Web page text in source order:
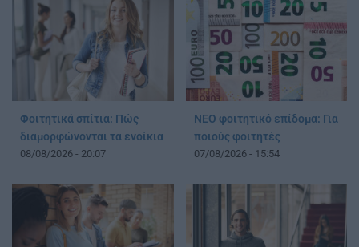
Φοιτητικά σπίτια: Πώς
διαμορφώνονται τα ενοίκια
08/08/2026 - 20:07
ΝΕΟ φοιτητικό επίδομα: Για
ποιούς φοιτητές
07/08/2026 - 15:54